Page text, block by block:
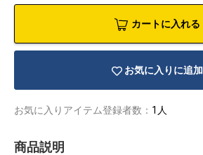
カートに入れる
お気に入りに追加
お気に入りアイテム登録者数： 1人
商品説明
アダルトグ
ッズ